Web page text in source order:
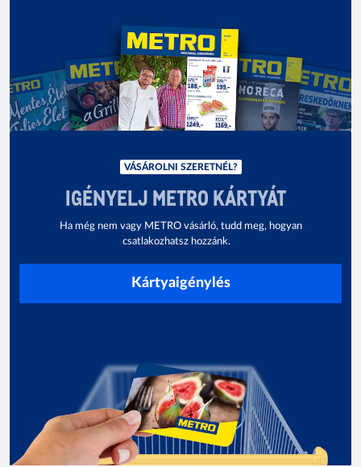
VÁSÁROLNI SZERETNÉL?
IGÉNYELJ METRO KÁRTYÁT
Ha még nem vagy METRO vásárló, tudd meg, hogyan
csatlakozhatsz hozzánk.
Kártyaigénylés